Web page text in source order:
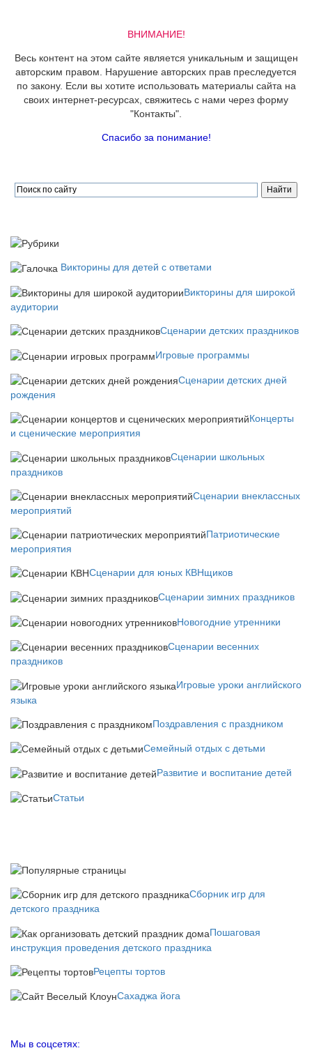
ВНИМАНИЕ!
Весь контент на этом сайте является уникальным и защищен
авторским правом. Нарушение авторских прав преследуется
по закону. Если вы хотите использовать материалы сайта на
своих интернет-ресурсах, свяжитесь с нами через форму
"Контакты".
Спасибо за понимание!
Викторины для детей с ответами
Викторины для широкой
аудитории
Сценарии детских праздников
Игровые программы
Сценарии детских дней
рождения
Концерты
и сценические мероприятия
Сценарии школьных
праздников
Сценарии внеклассных
мероприятий
Патриотические
мероприятия
Сценарии для юных КВНщиков
Сценарии зимних праздников
Новогодние утренники
Сценарии весенних
праздников
Игровые уроки английского
языка
Поздравления с праздником
Семейный отдых с детьми
Развитие и воспитание детей
Статьи
Сборник игр для
детского праздника
Пошаговая
инструкция проведения детского праздника
Рецепты тортов
Сахаджа йога
Мы в соцсетях: